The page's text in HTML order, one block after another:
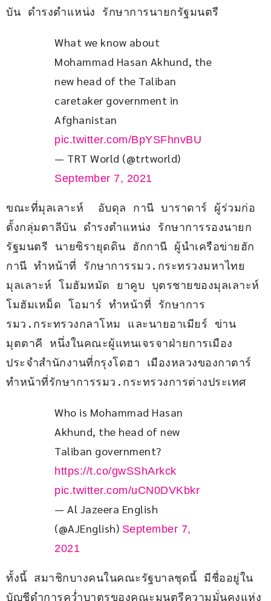
บัน ดำรงตำแหน่ง รักษาการนายกรัฐมนตรี
What we know about
Mohammad Hasan Akhund, the
new head of the Taliban
caretaker government in
Afghanistan
pic.twitter.com/BpYSFhnvBU
— TRT World (@trtworld)
September 7, 2021
ขณะที่มุลเลาะห์  อับดุล กานี บาราดาร์ ผู้ร่วมก่อ
ตั้งกลุ่มตาลีบัน ดำรงตำแหน่ง รักษาการรองนายก
รัฐมนตรี นายซิรายุดดิน ฮักกานี ผู้นำเครือข่ายฮัก
กานี ทำหน้าที่ รักษาการรมว.กระทรวงมหาไทย
มุลเลาะห์ โมฮัมหมัด ยาคูบ บุตรชายของมุลเลาะห์
โมฮัมเหม็ด โอมาร์ ทำหน้าที่ รักษาการ
รมว.กระทรวงกลาโหม และนายอาเมียร์ ข่าน
มุตตาคี หนึ่งในคณะผู้แทนเจรจาฝ่ายการเมือง
ประจำสำนักงานที่กรุงโดฮา เมืองหลวงของกาตาร์
ทำหน้าที่รักษาการรมว.กระทรวงการต่างประเทศ
Who is Mohammad Hasan
Akhund, the head of new
Taliban government?
https://t.co/gwSShArkck
pic.twitter.com/uCN0DVKbkr
— Al Jazeera English
(@AJEnglish) September 7,
2021
ทั้งนี้ สมาชิกบางคนในคณะรัฐบาลชุดนี้ มีชื่ออยู่ใน
บัญชีดำการคว่ำบาตรของคณะมนตรีความมั่นคงแห่ง